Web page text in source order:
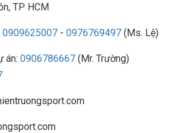
TP HCM
0909625007 - 0976769497 (Ms. Lệ)
án: 0906786667 (Mr. Trường)